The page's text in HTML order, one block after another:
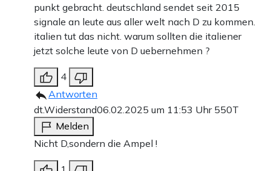
punkt gebracht. deutschland sendet seit 2015
signale an leute aus aller welt nach D zu kommen.
italien tut das nicht. warum sollten die italiener
jetzt solche leute von D uebernehmen ?
4
Antworten
dt.Widerstand06.02.2025 um 11:53 Uhr 550T
Melden
Nicht D,sondern die Ampel !